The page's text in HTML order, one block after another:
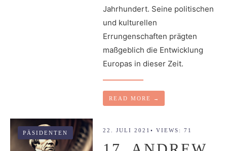
Jahrhundert. Seine politischen
und kulturellen
Errungenschaften prägten
maßgeblich die Entwicklung
Europas in dieser Zeit.
READ MORE →
PÄSIDENTEN 22. JULI 2021•VIEWS: 71